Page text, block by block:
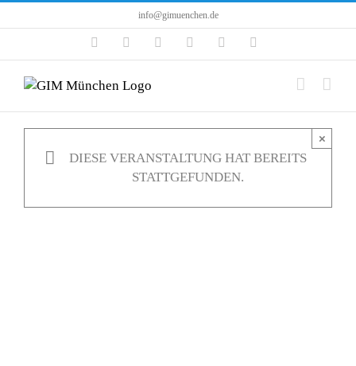
Inhalt
info@gimuenchen.de
FacebookInstagramLinkedIn YouTube
DIESE VERANSTALTUNG HAT BEREITS
STATTGEFUNDEN.
×